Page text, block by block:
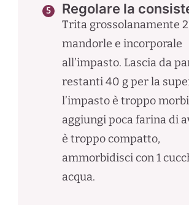
Regolare la
Trita grossolanamente
mandorle e incorporale
all’impasto. Lascia da
restanti 40 g per la
l’impasto è troppo
aggiungi poca farina di
è troppo compatto,
ammorbidisci con 1
acqua.